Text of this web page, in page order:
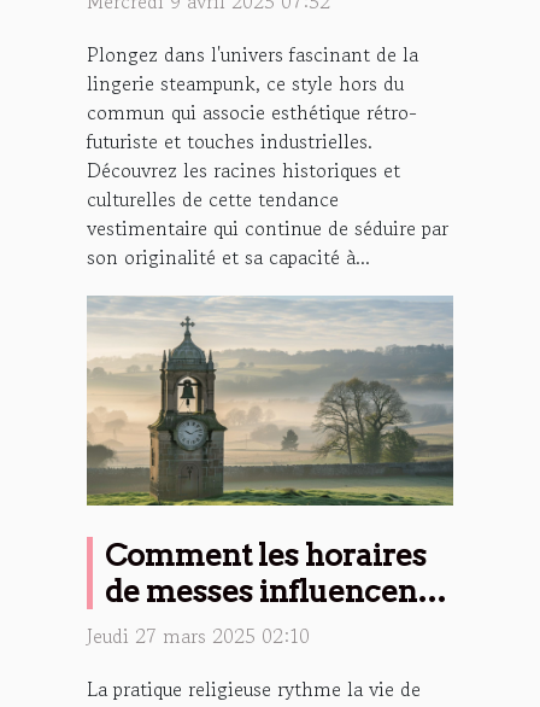
Plongez dans l'univers fascinant de la
lingerie steampunk, ce style hors du
commun qui associe esthétique rétro-
futuriste et touches industrielles.
Découvrez les racines historiques et
culturelles de cette tendance
vestimentaire qui continue de séduire par
son originalité et sa capacité à...
Comment les horaires
de messes influencent
la vie quotidienne
Jeudi 27 mars 2025 02:10
La pratique religieuse rythme la vie de